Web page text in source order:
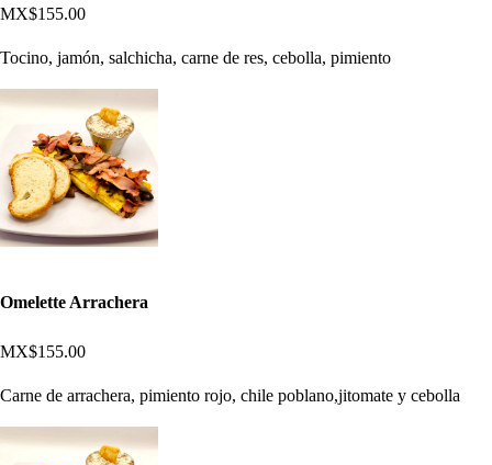
MX$155.00
Tocino, jamón, salchicha, carne de res, cebolla, pimiento
Omelette Arrachera
MX$155.00
Carne de arrachera, pimiento rojo, chile poblano,jitomate y cebolla